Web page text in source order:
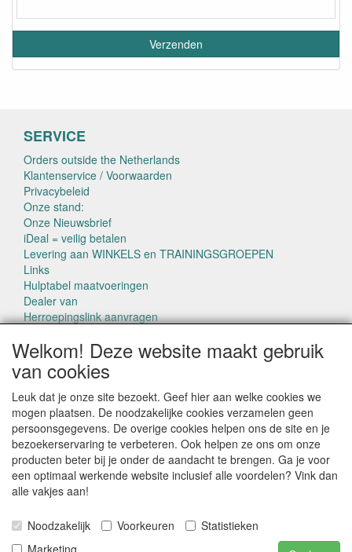
SERVICE
Orders outside the Netherlands
Klantenservice / Voorwaarden
Privacybeleid
Onze stand:
Onze Nieuwsbrief
iDeal = veilig betalen
Levering aan WINKELS en TRAININGSGROEPEN
Links
Hulptabel maatvoeringen
Dealer van
Herroepingslink aanvragen
CONTACTGEGEVENS
www.pettowel.nl
Laan van Swaensteijn 14
2271VB VOORBURG
Telefoon: 070 - 3820487
Welkom! Deze website maakt gebruik
van cookies
Leuk dat je onze site bezoekt. Geef hier aan welke cookies we
mogen plaatsen. De noodzakelijke cookies verzamelen geen
persoonsgegevens. De overige cookies helpen ons de site en je
bezoekerservaring te verbeteren. Ook helpen ze ons om onze
producten beter bij je onder de aandacht te brengen. Ga je voor
een optimaal werkende website inclusief alle voordelen? Vink dan
alle vakjes aan!
Noodzakelijk Voorkeuren
Statistieken
Marketing